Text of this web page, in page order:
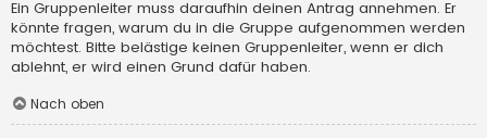
Ein Gruppenleiter muss daraufhin deinen Antrag annehmen. Er
könnte fragen, warum du in die Gruppe aufgenommen werden
möchtest. Bitte belästige keinen Gruppenleiter, wenn er dich
ablehnt, er wird einen Grund dafür haben.
Nach oben